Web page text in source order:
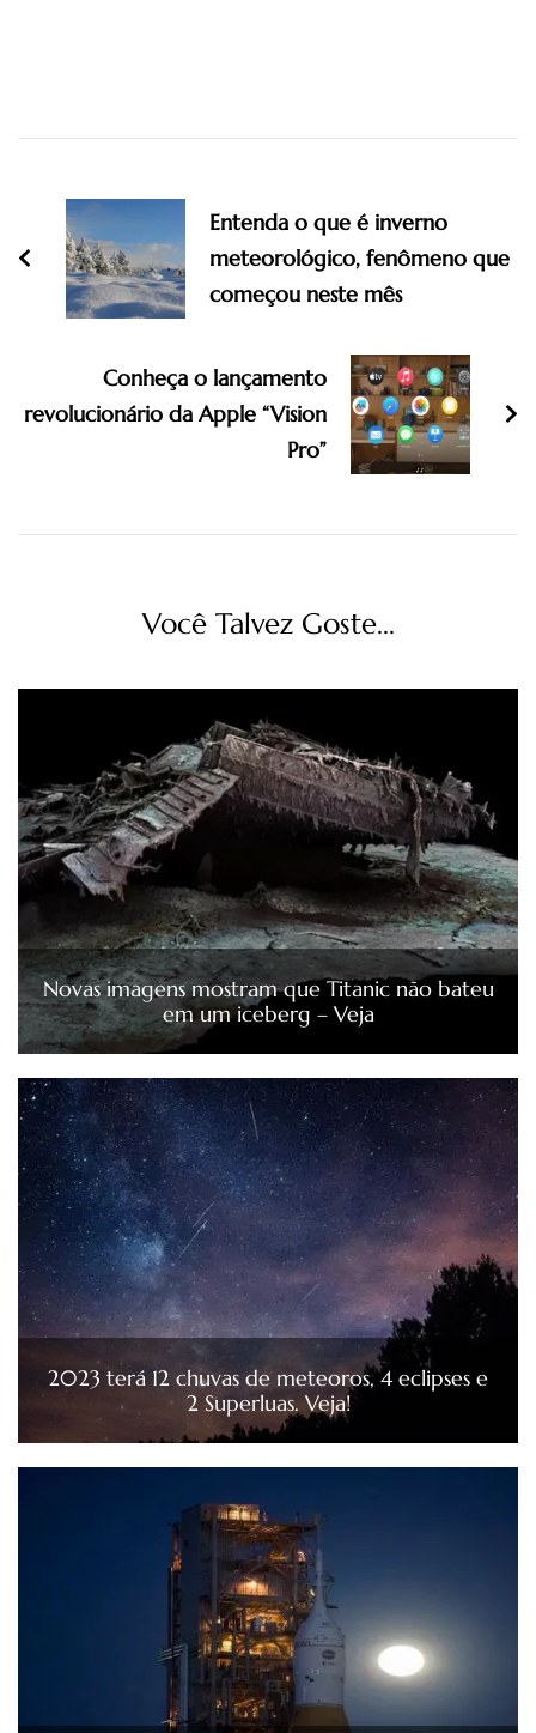
Navigation
Entenda o que é inverno
meteorológico, fenômeno que
começou neste mês
Conheça o lançamento
revolucionário da Apple “Vision
Pro”
Você Talvez Goste...
Novas imagens mostram que Titanic não bateu
em um iceberg – Veja
2023 terá 12 chuvas de meteoros, 4 eclipses e
2 Superluas. Veja!